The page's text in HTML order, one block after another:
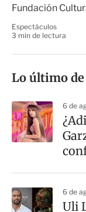
Fundación
Espectáculos
3 min de lectura
Lo último de
6 de
6 de
Uli